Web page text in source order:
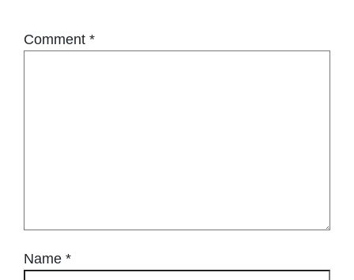
Comment *
Name *